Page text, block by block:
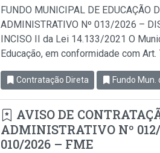
FUNDO MUNICIPAL DE EDUCAÇÃO
ADMINISTRATIVO Nº 013/2026 –
INCISO II da Lei 14.133/2021 O
Educação, em conformidade com
Contratação Direta Fundo Mun.
AVISO DE
ADMINISTRATIVO Nº
010/2026 – FME